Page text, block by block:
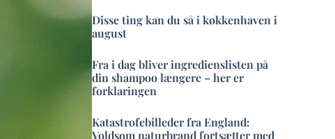
Disse ting kan du så i køkkenhaven i
august
Fra i dag bliver ingredienslisten på
din shampoo længere – her er
forklaringen
Katastrofebilleder fra England:
Voldsom naturbrand fortsætter med